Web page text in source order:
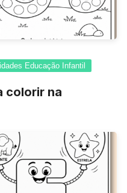
Educação Infantil
colorir na